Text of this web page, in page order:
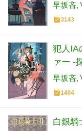
早坂吝
3143
犯人IA
ァー -
早坂吝
1404
白銀騎